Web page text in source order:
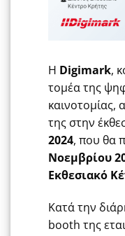
Η Digimark,
τομέα της
καινοτομίας,
της στην
2024, που θα
Νοεμβρίου
Εκθεσιακό
Kατά την
booth της